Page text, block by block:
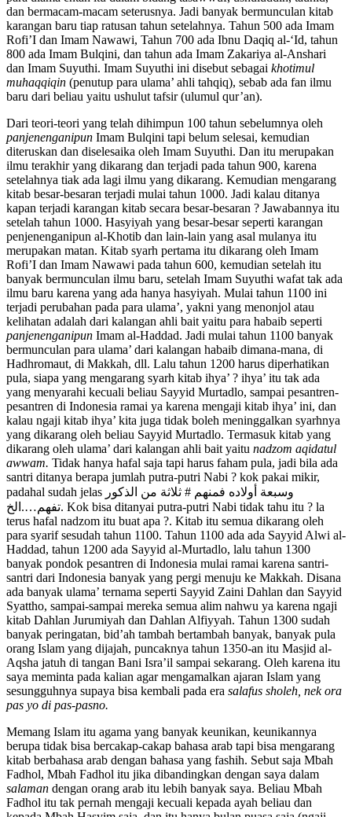
dan bermacam-macam seterusnya. Jadi banyak bermunculan kitab
karangan baru tiap ratusan tahun setelahnya. Tahun 500 ada Imam
Rofi’I dan Imam Nawawi, Tahun 700 ada Ibnu Daqiq al-‘Id, tahun
800 ada Imam Bulqini, dan tahun ada Imam Zakariya al-Anshari
dan Imam Suyuthi. Imam Suyuthi ini disebut sebagai khotimul
muhaqqiqin (penutup para ulama’ ahli tahqiq), sebab ada fan ilmu
baru dari beliau yaitu ushulut tafsir (ulumul qur’an).
Dari teori-teori yang telah dihimpun 100 tahun sebelumnya oleh
panjenenganipun Imam Bulqini tapi belum selesai, kemudian
diteruskan dan diselesaika oleh Imam Suyuthi. Dan itu merupakan
ilmu terakhir yang dikarang dan terjadi pada tahun 900, karena
setelahnya tiak ada lagi ilmu yang dikarang. Kemudian mengarang
kitab besar-besaran terjadi mulai tahun 1000. Jadi kalau ditanya
kapan terjadi karangan kitab secara besar-besaran ? Jawabannya itu
setelah tahun 1000. Hasyiyah yang besar-besar seperti karangan
penjenenganipun al-Khotib dan lain-lain yang asal mulanya itu
merupakan matan. Kitab syarh pertama itu dikarang oleh Imam
Rofi’I dan Imam Nawawi pada tahun 600, kemudian setelah itu
banyak bermunculan ilmu baru, setelah Imam Suyuthi wafat tak ada
ilmu baru karena yang ada hanya hasyiyah. Mulai tahun 1100 ini
terjadi perubahan pada para ulama’, yakni yang menonjol atau
kelihatan adalah dari kalangan ahli bait yaitu para habaib seperti
panjenenganipun Imam al-Haddad. Jadi mulai tahun 1100 banyak
bermunculan para ulama’ dari kalangan habaib dimana-mana, di
Hadhromaut, di Makkah, dll. Lalu tahun 1200 harus diperhatikan
pula, siapa yang mengarang syarh kitab ihya’ ? ihya’ itu tak ada
yang menyarahi kecuali beliau Sayyid Murtadlo, sampai pesantren-
pesantren di Indonesia ramai ya karena mengaji kitab ihya’ ini, dan
kalau ngaji kitab ihya’ kita juga tidak boleh meninggalkan syarhnya
yang dikarang oleh beliau Sayyid Murtadlo. Termasuk kitab yang
dikarang oleh ulama’ dari kalangan ahli bait yaitu nadzom aqidatul
awwam. Tidak hanya hafal saja tapi harus faham pula, jadi bila ada
santri ditanya berapa jumlah putra-putri Nabi ? kok pakai mikir,
padahal sudah jelas وسبعة أولاده فمنهم # ثلاثة من الذكور
تفهم….الخ. Kok bisa ditanyai putra-putri Nabi tidak tahu itu ? la
terus hafal nadzom itu buat apa ?. Kitab itu semua dikarang oleh
para syarif sesudah tahun 1100. Tahun 1100 ada ada Sayyid Alwi al-
Haddad, tahun 1200 ada Sayyid al-Murtadlo, lalu tahun 1300
banyak pondok pesantren di Indonesia mulai ramai karena santri-
santri dari Indonesia banyak yang pergi menuju ke Makkah. Disana
ada banyak ulama’ ternama seperti Sayyid Zaini Dahlan dan Sayyid
Syattho, sampai-sampai mereka semua alim nahwu ya karena ngaji
kitab Dahlan Jurumiyah dan Dahlan Alfiyyah. Tahun 1300 sudah
banyak peringatan, bid’ah tambah bertambah banyak, banyak pula
orang Islam yang dijajah, puncaknya tahun 1350-an itu Masjid al-
Aqsha jatuh di tangan Bani Isra’il sampai sekarang. Oleh karena itu
saya meminta pada kalian agar mengamalkan ajaran Islam yang
sesungguhnya supaya bisa kembali pada era salafus sholeh, nek ora
pas yo di pas-pasno.
Memang Islam itu agama yang banyak keunikan, keunikannya
berupa tidak bisa bercakap-cakap bahasa arab tapi bisa mengarang
kitab berbahasa arab dengan bahasa yang fashih. Sebut saja Mbah
Fadhol, Mbah Fadhol itu jika dibandingkan dengan saya dalam
salaman dengan orang arab itu lebih banyak saya. Beliau Mbah
Fadhol itu tak pernah mengaji kecuali kepada ayah beliau dan